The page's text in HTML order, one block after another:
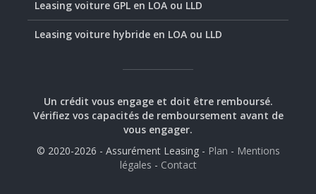
Leasing voiture GPL en LOA ou LLD
Leasing voiture hybride en LOA ou LLD
Un crédit vous engage et doit être remboursé.
Vérifiez vos capacités de remboursement avant de
vous engager.
© 2020-2026 - Assurément Leasing - Plan - Mentions
légales - Contact